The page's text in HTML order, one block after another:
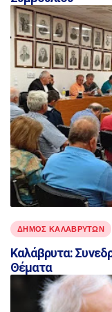
ΔΗΜΟΣ ΚΑΛΑΒΡΥΤΩΝ
Καλάβρυτα:
Θέματα